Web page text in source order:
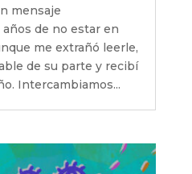
mensaje
de no estar en
me extrañó leerle,
de su parte y recibí
Intercambiamos...